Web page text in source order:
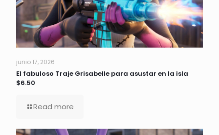
junio 17, 2026
El fabuloso Traje Grisabelle para asustar en la isla
$6.50
Read more